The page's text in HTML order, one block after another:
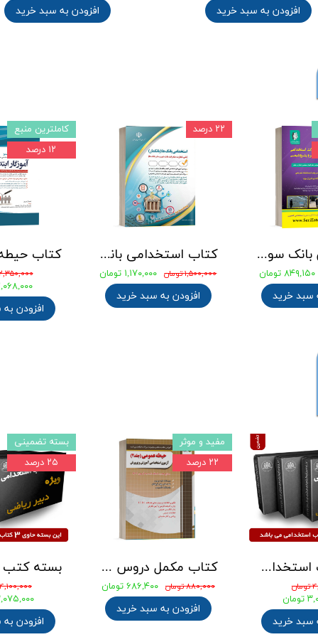
افزودن به سبد خرید افزودن به سبد خرید
۲,۳۵۰,۰۰۰
۲,۰۶۸,۰۰۰
افزودن
کاملترین منبع
۱۲ درصد
کتاب استخدامی بانک های خصوصی و دولتی (بانکدار) 1404 انتشارات آراه
۱,۵۰۰,۰۰۰ تومان ۱,۱۷۰,۰۰۰ تومان
افزودن به سبد خرید
۲۲ درصد
جامع ترین بانک سوالات استخدامی مهندسی شیمی، پلیمر و پتروشیمی
۸۴۹,۱۵۰ تومان
سبد خرید
۴,۱۰۰,۰۰۰ تومان
۳,۰۷۵,۰۰۰
افزودن
بسته تضمینی
۲۵ درصد
کتاب مکمل دروس حیطه عمومی ویژه آزمون استخدامی آموزش و پرورش 1405 نشر چهارخونه
۸۸۰,۰۰۰ تومان ۶۸۶,۴۰۰ تومان
افزودن به سبد خرید
مفید و موثر
۲۲ درصد
بسته کتب استخدامی دبیری علوم تجربی - شیمی آزمون آموزش و پرورش 1405
سبد خرید